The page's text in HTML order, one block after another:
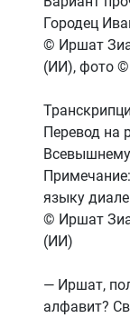
Городец
© Иршат
(ИИ), фото
Перевод на
языку
© Иршат
(ИИ)
— Иршат,
алфавит?